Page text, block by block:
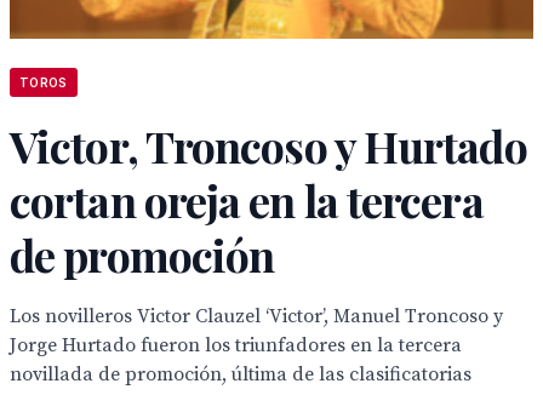
TOROS
Victor, Troncoso y Hurtado
cortan oreja en la tercera
de promoción
Los novilleros Victor Clauzel ‘Victor’, Manuel Troncoso y
Jorge Hurtado fueron los triunfadores en la tercera
novillada de promoción, última de las clasificatorias